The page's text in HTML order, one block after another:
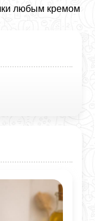
любым кремом